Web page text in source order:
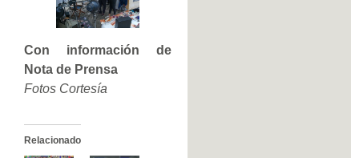
Con información de
Nota de Prensa
Fotos Cortesía
Relacionado